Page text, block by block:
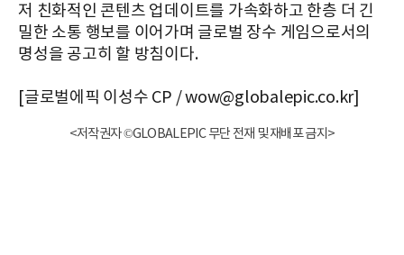
저 친화적인 콘텐츠 업데이트를 가속화하고 한층 더 긴
밀한 소통 행보를 이어가며 글로벌 장수 게임으로서의
명성을 공고히 할 방침이다.
[글로벌에픽 이성수 CP / wow@globalepic.co.kr]
<저작권자 ©GLOBALEPIC 무단 전재 및 재배포 금지>